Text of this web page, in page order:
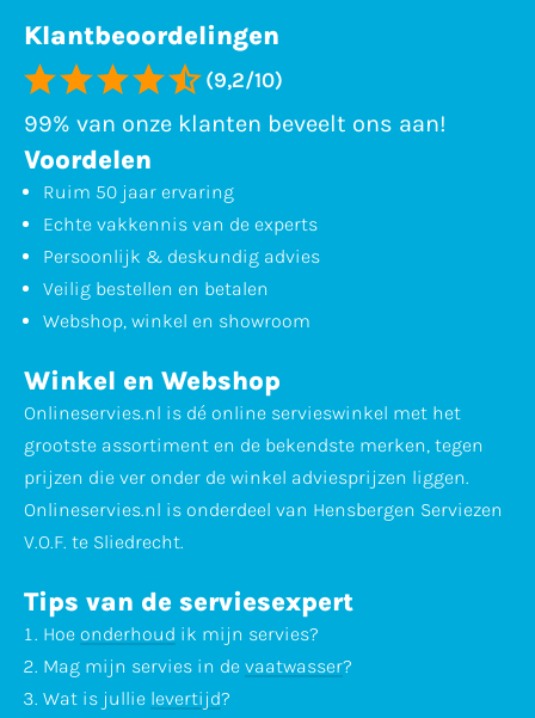
Klantbeoordelingen
(9,2/10)
99% van onze klanten beveelt ons aan!
Voordelen
Ruim 50 jaar ervaring
Echte vakkennis van de experts
Persoonlijk & deskundig advies
Veilig bestellen en betalen
Webshop, winkel en showroom
Winkel en Webshop
Onlineservies.nl is dé online servieswinkel met het
grootste assortiment en de bekendste merken, tegen
prijzen die ver onder de winkel adviesprijzen liggen.
Onlineservies.nl is onderdeel van Hensbergen Serviezen
V.O.F. te Sliedrecht.
Tips van de serviesexpert
Hoe onderhoud ik mijn servies?
Mag mijn servies in de vaatwasser?
Wat is jullie levertijd?